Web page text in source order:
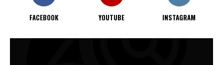
FACEBOOK YOUTUBE INSTAGRAM